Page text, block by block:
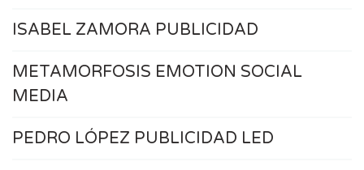
ISABEL ZAMORA PUBLICIDAD
METAMORFOSIS EMOTION SOCIAL
MEDIA
PEDRO LÓPEZ PUBLICIDAD LED